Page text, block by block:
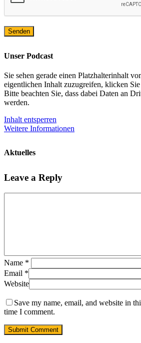
Unser Podcast
Sie sehen gerade einen Platzhalterinhalt
eigentlichen Inhalt zuzugreifen, klicken
Bitte beachten Sie, dass dabei Daten an
werden.
Inhalt entsperren
Weitere Informationen
Aktuelles
Leave a Reply
Name *
Email *
Website
Save my name, email, and website in
time I comment.